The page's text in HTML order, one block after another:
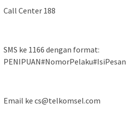
Call Center 188
SMS ke 1166 dengan format:
PENIPUAN#NomorPelaku#IsiPesan
Email ke cs@telkomsel.com